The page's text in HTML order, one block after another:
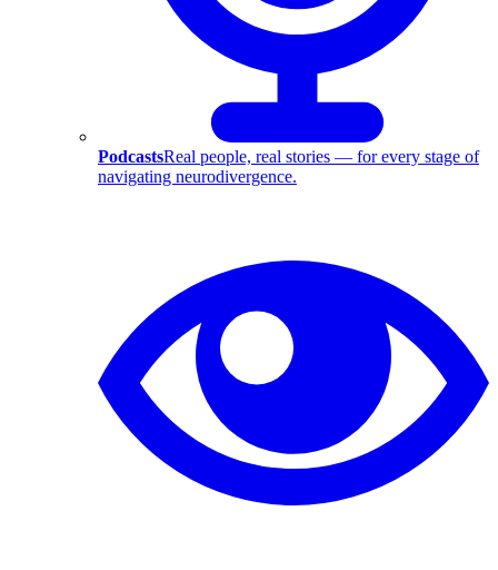
PodcastsReal people, real stories — for every stage of
navigating neurodivergence.